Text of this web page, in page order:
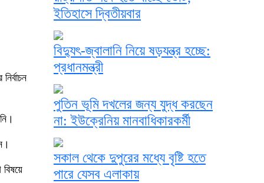
ইতিহাসে দ্বিতীয়বার
বিদ্যুৎ-জ্বালানি নিয়ে ষড়যন্ত্র হচ্ছে:
প্রধানমন্ত্রী
পুতিন ভূমি দখলের জন্য যুদ্ধ করছেন
না: ইউক্রেনিয় মানবাধিকারকর্মী
সকাল থেকে দুপুরের মধ্যে বৃষ্টি হতে
পারে যেসব এলাকায়